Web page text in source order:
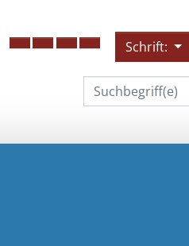
Schrift: